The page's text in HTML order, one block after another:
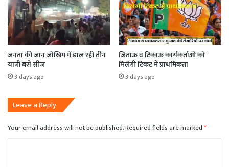
जनता की जान जोखिम में डाल रही तीन
यात्री बसें सीज
3 days ago
जिताऊ व टिकाऊ कार्यकर्ताओं को
मिलेगी टिकट में प्राथमिकता
3 days ago
Leave a Reply
Your email address will not be published.Required fields are marked*